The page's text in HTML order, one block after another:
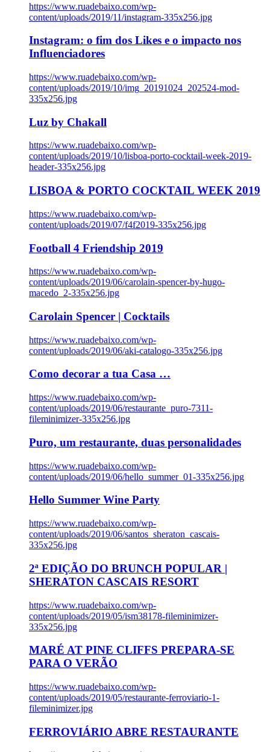
https://www.ruadebaixo.com/wp-
content/uploads/2019/11/instagram-335x256.jpg
Instagram: o fim dos Likes e o impacto nos
Influenciadores
https://www.ruadebaixo.com/wp-
content/uploads/2019/10/img_20191024_202524-mod-
335x256.jpg
Luz by Chakall
https://www.ruadebaixo.com/wp-
content/uploads/2019/10/lisboa-porto-cocktail-week-2019-
header-335x256.jpg
LISBOA & PORTO COCKTAIL WEEK 2019
https://www.ruadebaixo.com/wp-
content/uploads/2019/07/f4f2019-335x256.jpg
Football 4 Friendship 2019
https://www.ruadebaixo.com/wp-
content/uploads/2019/06/carolain-spencer-by-hugo-
macedo_2-335x256.jpg
Carolain Spencer | Cocktails
https://www.ruadebaixo.com/wp-
content/uploads/2019/06/aki-catalogo-335x256.jpg
Como decorar a tua Casa …
https://www.ruadebaixo.com/wp-
content/uploads/2019/06/restaurante_puro-7311-
fileminimizer-335x256.jpg
Puro, um restaurante, duas personalidades
https://www.ruadebaixo.com/wp-
content/uploads/2019/06/hello_summer_01-335x256.jpg
Hello Summer Wine Party
https://www.ruadebaixo.com/wp-
content/uploads/2019/06/santos_sheraton_cascais-
335x256.jpg
2ª EDIÇÃO DO BRUNCH POPULAR |
SHERATON CASCAIS RESORT
https://www.ruadebaixo.com/wp-
content/uploads/2019/05/ism38178-fileminimizer-
335x256.jpg
MARÉ AT PINE CLIFFS PREPARA-SE
PARA O VERÃO
https://www.ruadebaixo.com/wp-
content/uploads/2019/05/restaurante-ferroviario-1-
fileminimizer.jpg
FERROVIÁRIO ABRE RESTAURANTE